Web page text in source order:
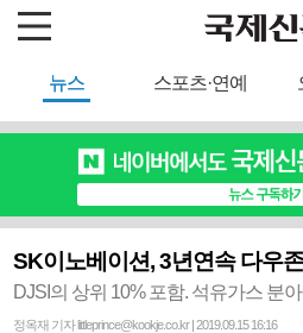
뉴스 스포츠·연예
SK이노베이션, 3년연속 다우
DJSI의 상위 10% 포함. 석유가스 분
정옥재 기자 littleprince@kookje.co.kr | 2019.09.15 16:16